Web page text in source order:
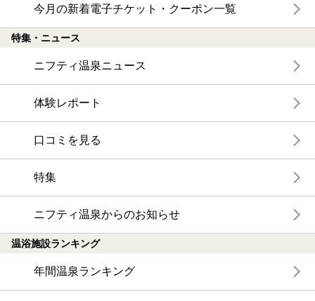
今月の新着電子チケット・クーポン一覧
特集・ニュース
ニフティ温泉ニュース
体験レポート
口コミを見る
特集
ニフティ温泉からのお知らせ
温浴施設ランキング
年間温泉ランキング